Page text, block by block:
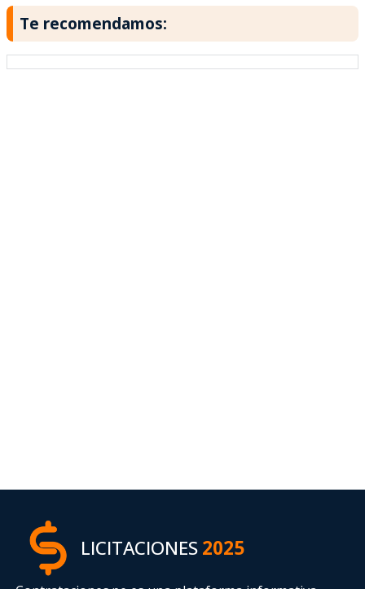
Te recomendamos:
LICITACIONES2025